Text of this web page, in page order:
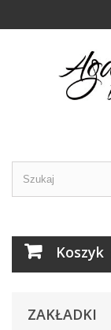
Koszyk
ZAKŁADKI